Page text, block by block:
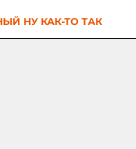
НУ КАК-ТО ТАК